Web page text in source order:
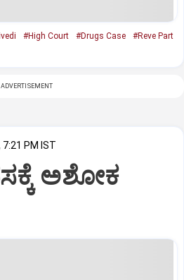
#High Court #Drugs Case
#Reve Part
ADVERTISEMENT
7:21 PM IST
ಅಶೋಕ